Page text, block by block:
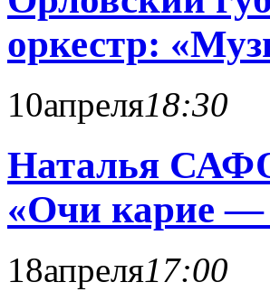
оркестр:
10апреля18:30
Наталья
«Очи карие —
18апреля17:00